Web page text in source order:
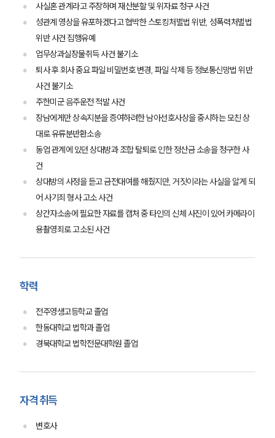
글로벌 파트너 로펌
고객의 소리
사실혼 관계라고 주장하며 재산분할 및 위자료 청구 사건
성관계 영상을 유포하겠다고 협박한 스토킹처벌법 위반, 성폭력처벌법
위반 사건 집행유예
업무상과실장물취득 사건 불기소
퇴사 후 회사 중요 파일 비밀번호 변경, 파일 삭제 등 정보통신망법 위반
사건 불기소
주한미군 음주운전 적발 사건
장남에게만 상속지분을 증여하려한 남아선호사상을 중시하는 모친 상
대로 유류분반환소송
동업 관계에 있던 상대방과 조합 탈퇴로 인한 정산금 소송을 청구한 사
건
상대방의 사정을 듣고 금전대여를 해줬지만, 거짓이라는 사실을 알게 되
어 사기죄 형사 고소 사건
상간자소송에 필요한 자료를 캡처 중 타인의 신체 사진이 있어 카메라이
용촬영죄로 고소된 사건
학력
전주영생고등학교 졸업
한동대학교 법학과 졸업
경북대학교 법학전문대학원 졸업
자격 취득
변호사